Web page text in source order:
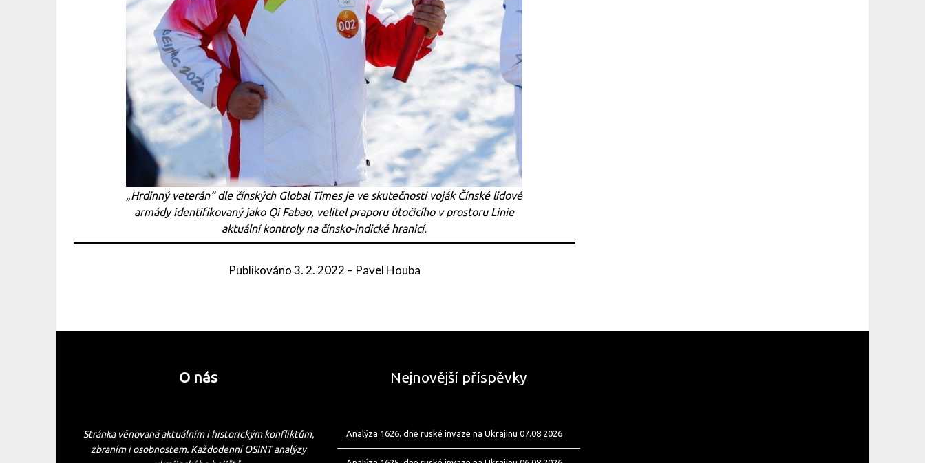
„Hrdinný veterán“ dle čínských Global Times je ve skutečnosti voják Čínské lidové
armády identifikovaný jako Qi Fabao, velitel praporu útočícího v prostoru Linie
aktuální kontroly na čínsko-indické hranicí.
Publikováno3. 2. 2022 – Pavel Houba
O nás
Stránka věnovaná aktuálním i historickým konfliktům,
zbraním i osobnostem. Každodenní OSINT analýzy
Nejnovější příspěvky
Analýza 1626. dne ruské invaze na Ukrajinu 07.08.2026